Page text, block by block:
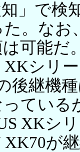
知」で
。なお
可能だ
シリ
後継機
ている
XKシ
XK70が